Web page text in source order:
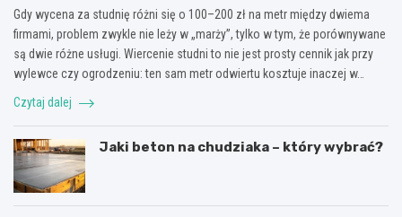
Gdy wycena za studnię różni się o 100–200 zł na metr między dwiema
firmami, problem zwykle nie leży w „marży”, tylko w tym, że porównywane
są dwie różne usługi. Wiercenie studni to nie jest prosty cennik jak przy
wylewce czy ogrodzeniu: ten sam metr odwiertu kosztuje inaczej w…
Czytaj dalej
Jaki beton na chudziaka – który wybrać?